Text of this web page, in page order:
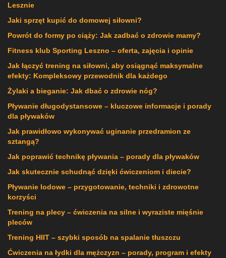
Lesznie
Jaki sprzęt kupić do domowej siłowni?
Powrót do formy po ciąży: Jak zadbać o zdrowie mamy?
Fitness klub Sporting Leszno – oferta, zajęcia i opinie
Jak łączyć trening na siłowni, aby osiągnąć maksymalne
efekty: Kompleksowy przewodnik dla każdego
Żylaki a bieganie: Jak dbać o zdrowie nóg?
Pływanie długodystansowe – kluczowe informacje i porady
dla pływaków
Jak prawidłowo wykonywać uginanie przedramion ze
sztangą?
Jak poprawić technikę pływania – porady dla pływaków
Jak skutecznie schudnąć dzięki ćwiczeniom i diecie?
Pływanie lodowe – przygotowanie, techniki i zdrowotne
korzyści
Trening na plecy – ćwiczenia na silne i wyraziste mięśnie
pleców
Trening HIIT – szybki sposób na spalanie tłuszczu
Ćwiczenia na łydki dla mężczyzn – porady, program i efekty